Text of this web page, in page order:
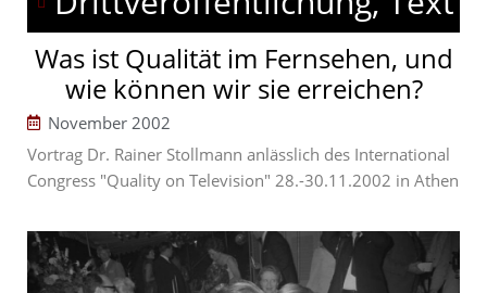
Was ist Qualität im Fernsehen, und
wie können wir sie erreichen?
November 2002
Vortrag Dr. Rainer Stollmann anlässlich des International
Congress "Quality on Television" 28.-30.11.2002 in Athen